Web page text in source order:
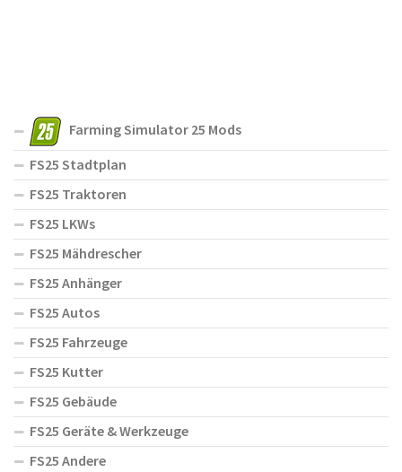
Farming Simulator 25 Mods
FS25 Stadtplan
FS25 Traktoren
FS25 LKWs
FS25 Mähdrescher
FS25 Anhänger
FS25 Autos
FS25 Fahrzeuge
FS25 Kutter
FS25 Gebäude
FS25 Geräte & Werkzeuge
FS25 Andere